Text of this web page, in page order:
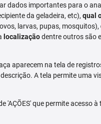
dados importantes para o
da geladeira, etc),qual
larvas, pupas, mosquitos),
localizaçãodentre outros são
aparecem na tela de
A tela permite uma
que permite acesso